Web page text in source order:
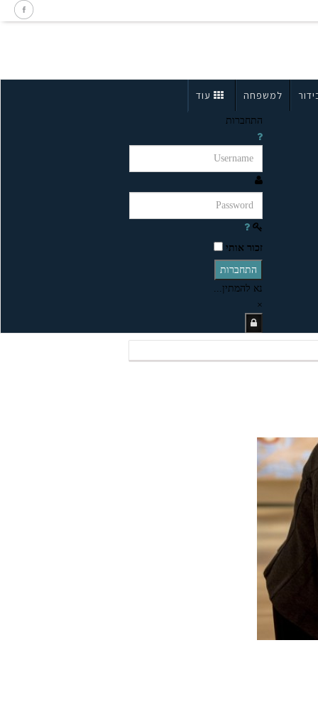
למשפחה עוד
התחברות
זכור אותי
התחברות
נא להמתין...
×